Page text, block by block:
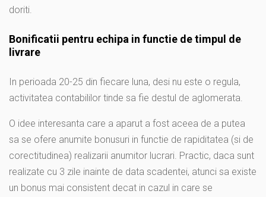
doriti.
Bonificatii pentru echipa in functie de timpul de
livrare
In perioada 20-25 din fiecare luna, desi nu este o regula,
activitatea contabililor tinde sa fie destul de aglomerata.
O idee interesanta care a aparut a fost aceea de a putea
sa se ofere anumite bonusuri in functie de rapiditatea (si de
corectitudinea) realizarii anumitor lucrari. Practic, daca sunt
realizate cu 3 zile inainte de data scadentei, atunci sa existe
un bonus mai consistent decat in cazul in care se